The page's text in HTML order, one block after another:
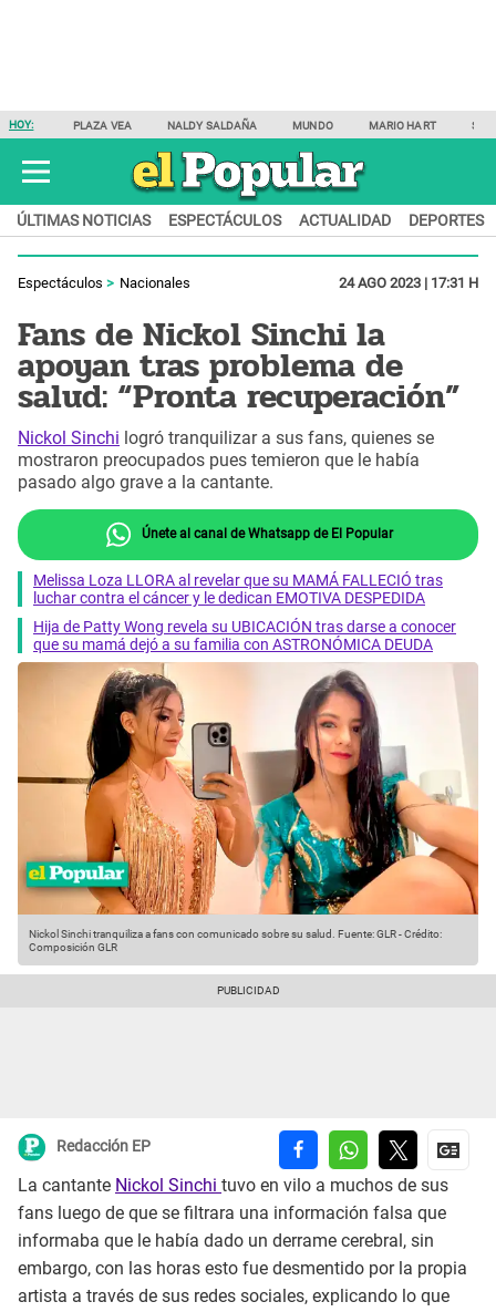
HOY: PLAZA VEA NALDY SALDAÑA MUNDO MARIO HART
ÚLTIMAS NOTICIAS ESPECTÁCULOS ACTUALIDAD DEPORTES
Espectáculos Nacionales 24 AGO 2023 | 17:31 H
Fans de Nickol Sinchi la
apoyan tras problema de
salud: “Pronta recuperación”
Nickol Sinchi logró tranquilizar a sus fans, quienes se
mostraron preocupados pues temieron que le había
pasado algo grave a la cantante.
Únete al canal de Whatsapp de El Popular
Melissa Loza LLORA al revelar que su MAMÁ FALLECIÓ tras
luchar contra el cáncer y le dedican EMOTIVA DESPEDIDA
Hija de Patty Wong revela su UBICACIÓN tras darse a conocer
que su mamá dejó a su familia con ASTRONÓMICA DEUDA
Nickol Sinchi tranquiliza a fans con comunicado sobre su salud. Fuente: GLR-Crédito:
Composición GLR
Redacción EP
La cantante Nickol Sinchi tuvo en vilo a muchos de sus
fans luego de que se filtrara una información falsa que
informaba que le había dado un derrame cerebral, sin
embargo, con las horas esto fue desmentido por la propia
artista a través de sus redes sociales, explicando lo que